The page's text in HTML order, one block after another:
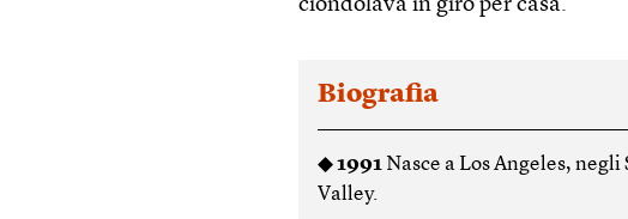
ciondolava in giro per casa.
Biografia
◆1991 Nasce a Los Angeles,
Valley.